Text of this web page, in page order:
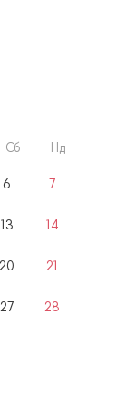
Сб Нд
6 7
13 14
20 21
27 28